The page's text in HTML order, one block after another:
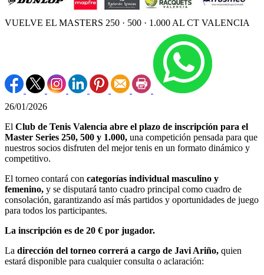
VUELVE EL MASTERS 250 · 500 · 1.000 AL CT VALENCIA
26/01/2026
El Club de Tenis Valencia abre el plazo de inscripción para el
Master Series 250, 500 y 1.000, una competición pensada para que
nuestros socios disfruten del mejor tenis en un formato dinámico y
competitivo.
El torneo contará con categorías individual masculino y
femenino, y se disputará tanto cuadro principal como cuadro de
consolación, garantizando así más partidos y oportunidades de juego
para todos los participantes.
La inscripción es de 20 € por jugador.
La dirección del torneo correrá a cargo de Javi Ariño, quien
estará disponible para cualquier consulta o aclaración: